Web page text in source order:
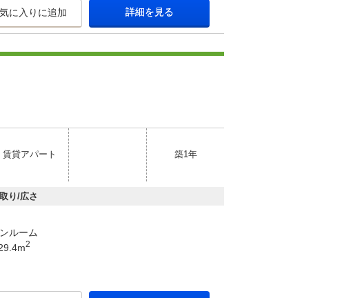
に入りに追加 詳細を見る
賃貸アパート 築1年
り/広さ
ルーム
2